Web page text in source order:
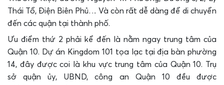
Thái Tổ, Điện Biên Phủ… Và còn rất dễ dàng để di chuyển
đến các quận tại thành phố.
Ưu điểm thứ 2 phải kể đến là nằm ngay trung tâm của
Quận 10. Dự án Kingdom 101 tọa lạc tại địa bàn phường
14, đây được coi là khu vực trung tâm của Quận 10. Trụ
sở quận ủy, UBND, công an Quận 10 đều được